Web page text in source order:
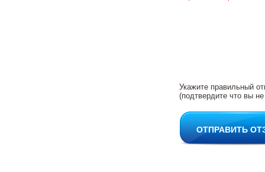
Укажите правильный
(подтвердите что вы
ОТПРАВИТЬ